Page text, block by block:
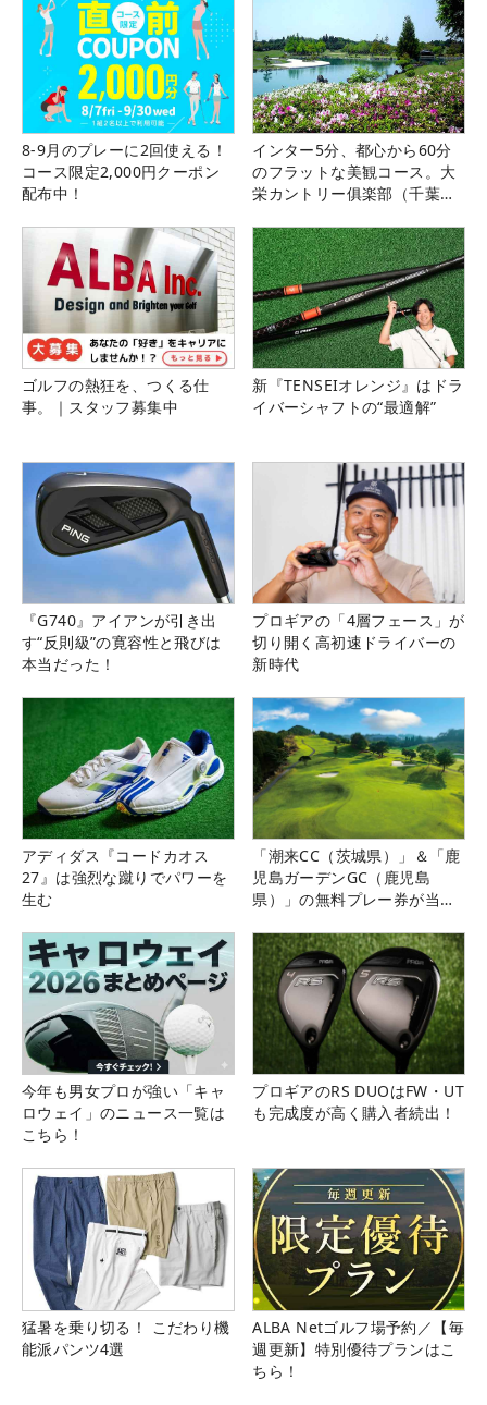
8-9月のプレーに2回使える！
コース限定2,000円クーポン
配布中！
インター5分、都心から60分
のフラットな美観コース。大
栄カントリー俱楽部（千葉
ゴルフの熱狂を、つくる仕
事。｜スタッフ募集中
新『TENSEIオレンジ』はドラ
イバーシャフトの“最適解”
『G740』アイアンが引き出
す“反則級”の寛容性と飛びは
本当だった！
プロギアの「4層フェース」が
切り開く高初速ドライバーの
新時代
アディダス『コードカオス
27』は強烈な蹴りでパワーを
生む
「潮来CC（茨城県）」＆「鹿
児島ガーデンGC（鹿児島
県）」の無料プレー券が当た
今年も男女プロが強い「キャ
ロウェイ」のニュース一覧は
こちら！
プロギアのRS DUOはFW・UT
も完成度が高く購入者続出！
猛暑を乗り切る！ こだわり機
能派パンツ4選
ALBA Netゴルフ場予約／【毎
週更新】特別優待プランはこ
ちら！